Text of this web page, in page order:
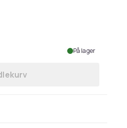
På lager
The Last Kingdom: the